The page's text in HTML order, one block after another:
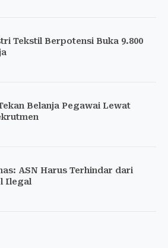
Tekstil Berpotensi Buka 9.800
Belanja Pegawai Lewat
ASN Harus Terhindar dari
Ilegal